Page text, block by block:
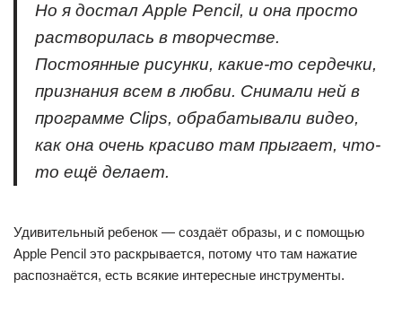
Но я достал Apple Pencil, и она просто
растворилась в творчестве.
Постоянные рисунки, какие-то сердечки,
признания всем в любви. Снимали ней в
программе Clips, обрабатывали видео,
как она очень красиво там прыгает, что-
то ещё делает.
Удивительный ребенок — создаёт образы, и с помощью
Apple Pencil это раскрывается, потому что там нажатие
распознаётся, есть всякие интересные инструменты.